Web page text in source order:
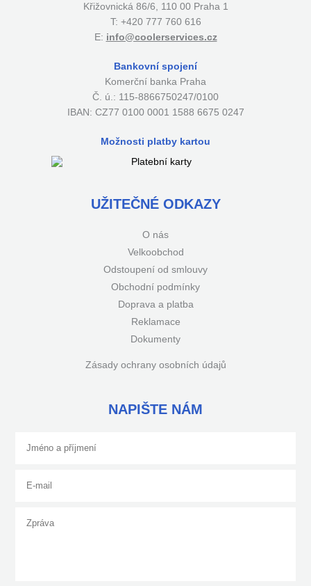
Křižovnická 86/6, 110 00 Praha 1
T: +420 777 760 616
E: info@coolerservices.cz
Bankovní spojení
Komerční banka Praha
Č. ú.: 115-8866750247/0100
IBAN: CZ77 0100 0001 1588 6675 0247
Možnosti platby kartou
UŽITEČNÉ ODKAZY
O nás
Velkoobchod
Odstoupení od smlouvy
Obchodní podmínky
Doprava a platba
Reklamace
Dokumenty
Zásady ochrany osobních údajů
NAPIŠTE NÁM